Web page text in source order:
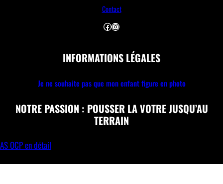
Contact
Facebook Instagram
INFORMATIONS LÉGALES
Je ne souhaite pas que mon enfant figure en photo
NOTRE PASSION : POUSSER LA VOTRE JUSQU’AU
TERRAIN
AS OCP en détail